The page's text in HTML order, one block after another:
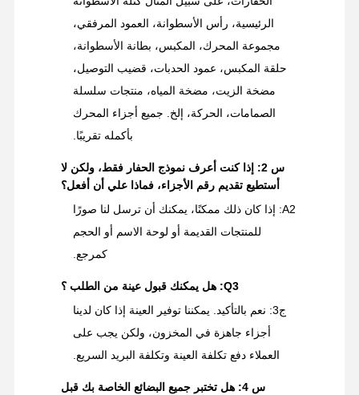
الرئيسية، رأس الأسطوانة، العمود المرفقي،
مجموعة المحرك، المكبس، بطانة الأسطوانة،
حلقة المكبس، عمود الحدبات، قضيب التوصيل،
مضخة الزيت، مضخة المياه، منتجات سلسلة
الصمامات، الحركة، إلخ. جميع أجزاء المحرك
بأكمله تقريبًا.
س 2: إذا كنت أعرف نموذج الحفار فقط، ولكن لا
أستطيع تقديم رقم الأجزاء، فماذا علي أن أفعل؟
A2: إذا كان ذلك ممكنًا، يمكنك أن ترسل لنا صورًا
للمنتجات القديمة أو لوحة الاسم أو الحجم
كمرجع.
Q3: هل يمكنك قبول عينة من الطلب ؟
ج3: نعم بالتأكيد. يمكننا توفير العينة إذا كان لدينا
أجزاء جاهزة في المخزون، ولكن يجب على
العملاء دفع تكلفة العينة وتكلفة البريد السريع.
س 4: هل تختبر جميع البضائع الخاصة بك قبل